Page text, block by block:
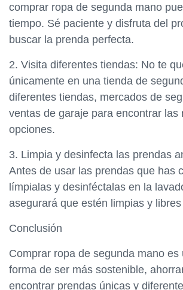
comprar ropa de segunda mano
tiempo. Sé paciente y disfruta del
buscar la prenda perfecta.
2. Visita diferentes tiendas: No te
únicamente en una tienda de
diferentes tiendas, mercados de
ventas de garaje para encontrar las
opciones.
3. Limpia y desinfecta las prendas
Antes de usar las prendas que has
límpialas y desinféctalas en la
asegurará que estén limpias y
Conclusión
Comprar ropa de segunda mano es
forma de ser más sostenible,
encontrar prendas únicas y